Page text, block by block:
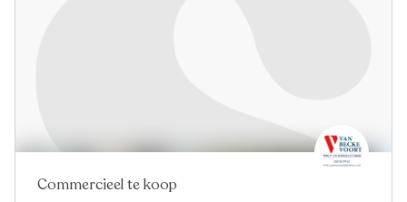
Nieuw
Commercieel te koop